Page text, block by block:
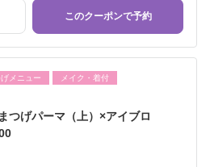
このクーポンで予約
メニュー
メイク・着付
つげパーマ（上）×アイブロ